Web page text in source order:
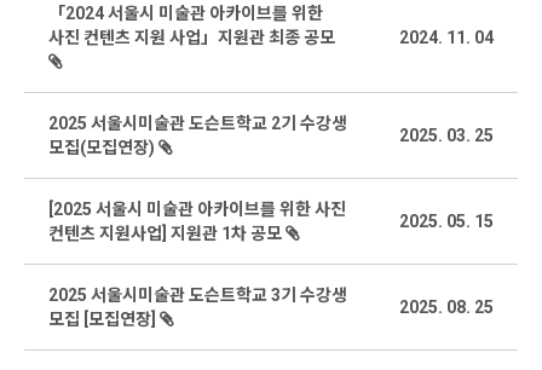
「2024 서울시 미술관 아카이브를 위한
사진 컨텐츠 지원 사업」지원관 최종 공모
2024. 11. 04
2025 서울시미술관 도슨트학교 2기 수강생
모집(모집연장)
2025. 03. 25
[2025 서울시 미술관 아카이브를 위한 사진
컨텐츠 지원사업] 지원관 1차 공모
2025. 05. 15
2025 서울시미술관 도슨트학교 3기 수강생
모집 [모집연장]
2025. 08. 25